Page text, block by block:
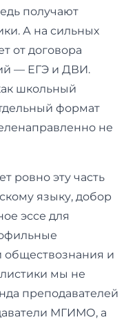
получают
А на сильных
от договора
— ЕГЭ и ДВИ.
школьный
формат
не
ровно эту часть
языку, добор
эссе для
обществознания и
мы не
преподавателей
МГИМО, а